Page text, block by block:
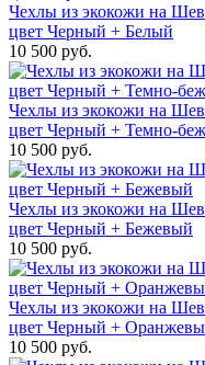
Чехлы из экокожи на
цвет Черный + Белый
10 500 руб.
Чехлы из экокожи на
цвет Черный + Темно-
10 500 руб.
Чехлы из экокожи на
цвет Черный + Бежевый
10 500 руб.
Чехлы из экокожи на
цвет Черный +
10 500 руб.